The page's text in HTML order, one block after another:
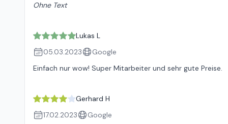
Ohne Text
Lukas L
05.03.2023
Google
Einfach nur wow! Super Mitarbeiter und sehr gute Preise.
Gerhard H
17.02.2023
Google